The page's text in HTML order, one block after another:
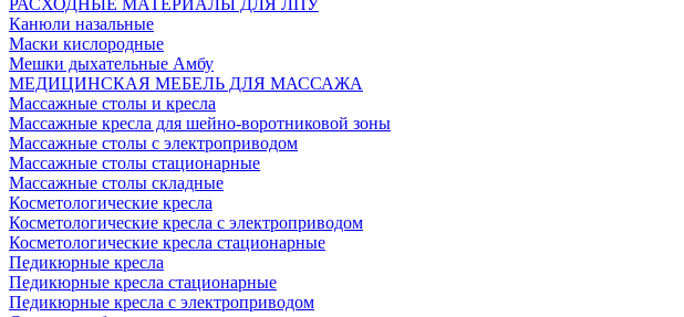
РАСХОДНЫЕ МАТЕРИАЛЫ ДЛЯ ЛПУ
Канюли назальные
Маски кислородные
Мешки дыхательные Амбу
МЕДИЦИНСКАЯ МЕБЕЛЬ ДЛЯ МАССАЖА
Массажные столы и кресла
Массажные кресла для шейно-воротниковой зоны
Массажные столы с электроприводом
Массажные столы стационарные
Массажные столы складные
Косметологические кресла
Косметологические кресла с электроприводом
Косметологические кресла стационарные
Педикюрные кресла
Педикюрные кресла стационарные
Педикюрные кресла с электроприводом